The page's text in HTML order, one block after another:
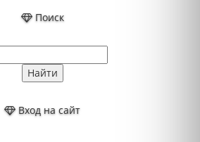
Поиск
Вход на сайт